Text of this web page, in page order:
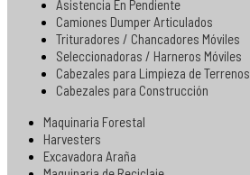
Asistencia En Pendiente
Camiones Dumper Articulados
Trituradores / Chancadores Móviles
Seleccionadoras / Harneros Móviles
Cabezales para Limpieza de Terrenos
Cabezales para Construcción
Maquinaria Forestal
Harvesters
Excavadora Araña